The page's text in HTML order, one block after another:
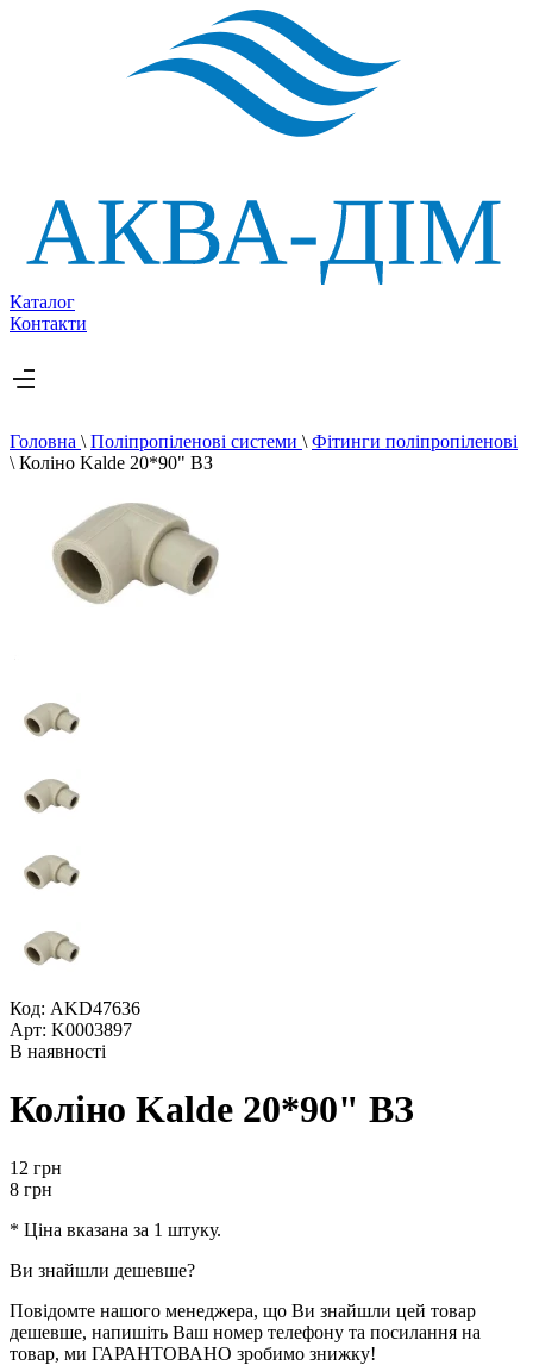
Каталог
Контакти
Головна \ Поліпропіленові системи \ Фітинги поліпропіленові
\ Коліно Kalde 20*90" ВЗ
Код: AKD47636
Арт: K0003897
В наявності
Коліно Kalde 20*90" ВЗ
12 грн
8 грн
* Ціна вказана за 1 штуку.
Ви знайшли дешевше?
Повідомте нашого менеджера, що Ви знайшли цей товар
дешевше, напишіть Ваш номер телефону та посилання на
товар, ми ГАРАНТОВАНО зробимо знижку!